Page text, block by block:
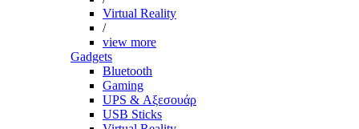
Virtual Reality
/
view more
Gadgets
Bluetooth
Gaming
UPS & Αξεσουάρ
USB Sticks